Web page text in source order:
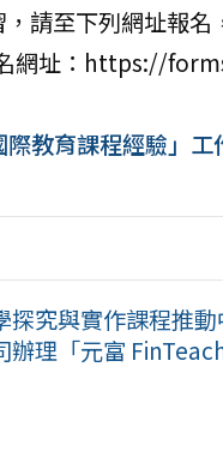
請至下列網址報
網址：https://
際教育課程經驗」工
探究與實作課程推
辦理「元富